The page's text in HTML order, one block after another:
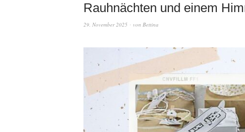
Rauhnächten und einem
29. November 2025 von Bettina